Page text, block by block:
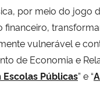
por meio do jogo
financeiro,
vulnerável e
de Economia e
Públicas” e “